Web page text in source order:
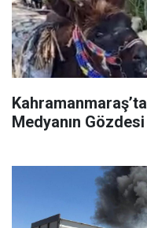
Medyanın